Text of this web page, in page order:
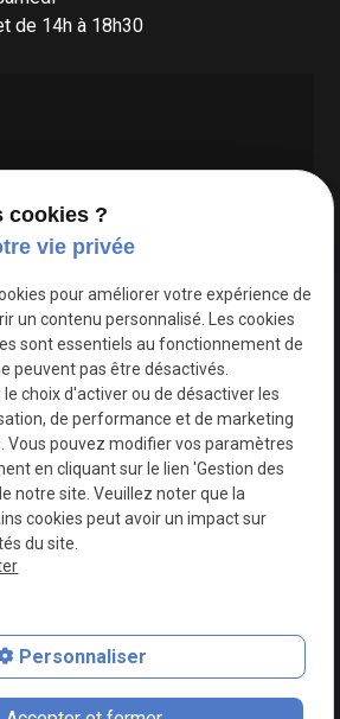
de 14h à 18h30
API est désactivé.
Plan du site
Mentions légales
cookies ?
vie privée
pour améliorer votre expérience de
un contenu personnalisé. Les cookies
sont essentiels au fonctionnement de
peuvent pas être désactivés.
choix d'activer ou de désactiver les
de performance et de marketing
Vous pouvez modifier vos paramètres
en cliquant sur le lien 'Gestion des
notre site. Veuillez noter que la
cookies peut avoir un impact sur
du site.
Personnaliser